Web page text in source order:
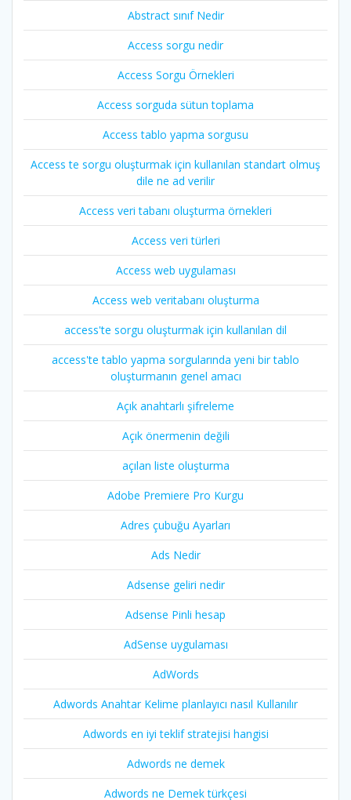
Abstract sınıf Nedir
Access sorgu nedir
Access Sorgu Örnekleri
Access sorguda sütun toplama
Access tablo yapma sorgusu
Access te sorgu oluşturmak için kullanılan standart olmuş
dile ne ad verilir
Access veri tabanı oluşturma örnekleri
Access veri türleri
Access web uygulaması
Access web veritabanı oluşturma
access'te sorgu oluşturmak için kullanılan dil
access'te tablo yapma sorgularında yeni bir tablo
oluşturmanın genel amacı
Açık anahtarlı şifreleme
Açık önermenin değili
açılan liste oluşturma
Adobe Premiere Pro Kurgu
Adres çubuğu Ayarları
Ads Nedir
Adsense geliri nedir
Adsense Pinli hesap
AdSense uygulaması
AdWords
Adwords Anahtar Kelime planlayıcı nasıl Kullanılır
Adwords en iyi teklif stratejisi hangisi
Adwords ne demek
Adwords ne Demek türkçesi